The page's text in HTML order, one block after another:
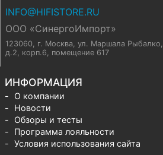
INFO@HIFISTORE.RU
ООО «СинергоИмпорт»
123060, г. Москва, ул. Маршала Рыбалко,
д.2, корп.6, помещение 617
ИНФОРМАЦИЯ
О компании
Новости
Обзоры и тесты
Программа лояльности
Условия использования сайта